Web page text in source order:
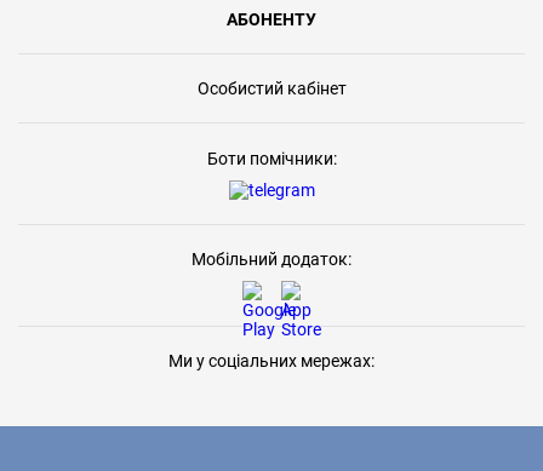
АБОНЕНТУ
Особистий кабінет
Боти помічники:
Мобільний додаток:
Ми у соціальних мережах: